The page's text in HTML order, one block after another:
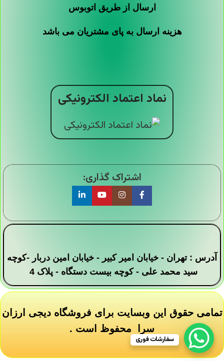
ارسال از طریق اتوبوس
هزینه ارسال به پای مشتریان می باشد
نماد اعتماد الکترونیکی
اشتراک گذاری:
آدرس : تهران - خیابان امیر کبیر - خیابان امین دربار -کوچه
سید محمد علی - کوچه بیست دستگاه - پلاک 4
تمامی حقوق این وبسایت برای فروشگاه دیجی ارزان
سرا محفوظ است .
سفارشات فوری